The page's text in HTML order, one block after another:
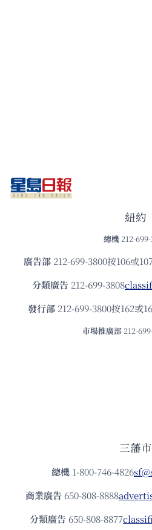
紐約
總機 212-
廣告部212-699-3800按106或
分類廣告 212-699-3808
發⾏部 212-699-3800按162或
市場推廣部 212-
三藩市
總機 1-800-746-4826
商業廣告 650-808-8888
分類廣告 650-808-8877